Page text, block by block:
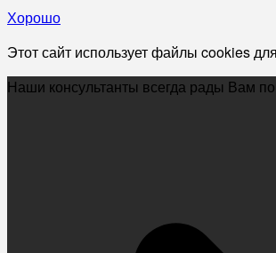
Хорошо
Этот сайт использует файлы cookies
Наши консультанты всегда рады Вам